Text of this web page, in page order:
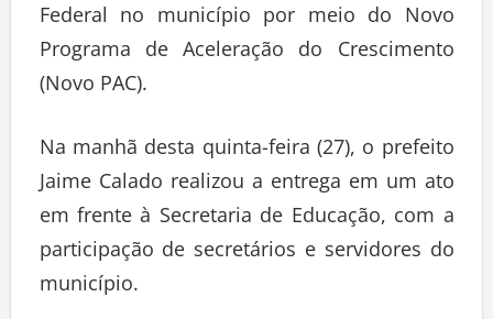
Federal no município por meio do Novo
Programa de Aceleração do Crescimento
(Novo PAC).
Na manhã desta quinta-feira (27), o prefeito
Jaime Calado realizou a entrega em um ato
em frente à Secretaria de Educação, com a
participação de secretários e servidores do
município.